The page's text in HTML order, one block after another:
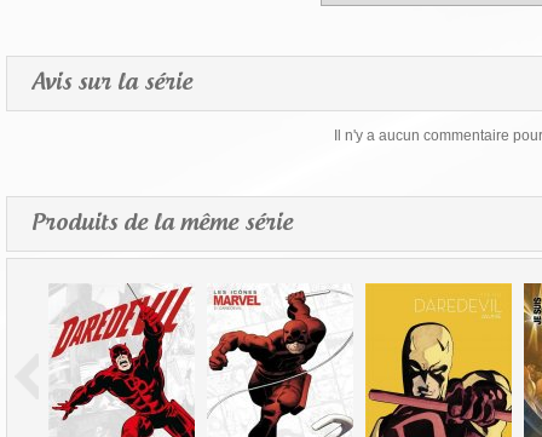
Avis sur la série
Il n'y a aucun commentaire
Produits de la même série